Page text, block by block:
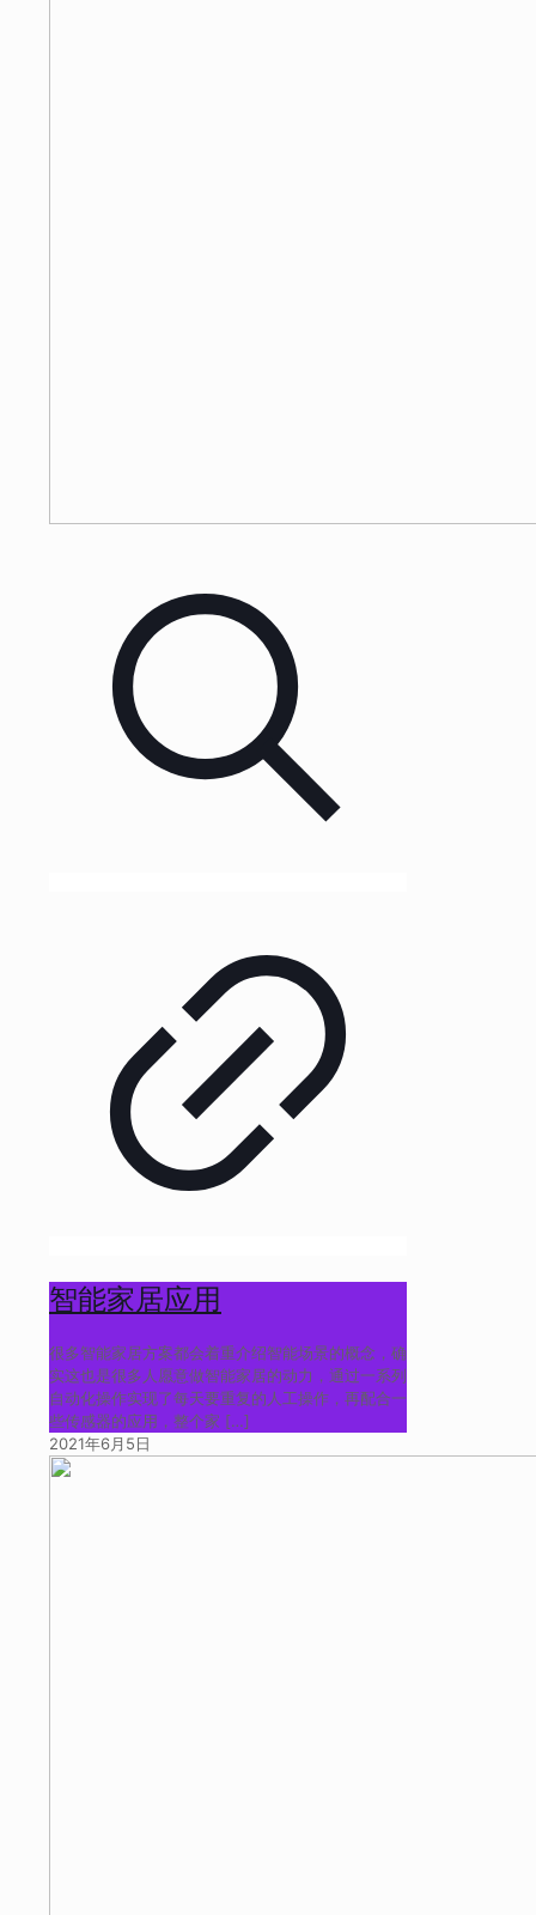
智能家居应用
很多智能家居方案都会着重介绍智能场景的概念，确
实这也是很多人愿意做智能家居的动力，通过一系列
自动化操作实现了每天要重复的人工操作，再配合一
些传感器的应用，整个家 […]
2021年6月5日